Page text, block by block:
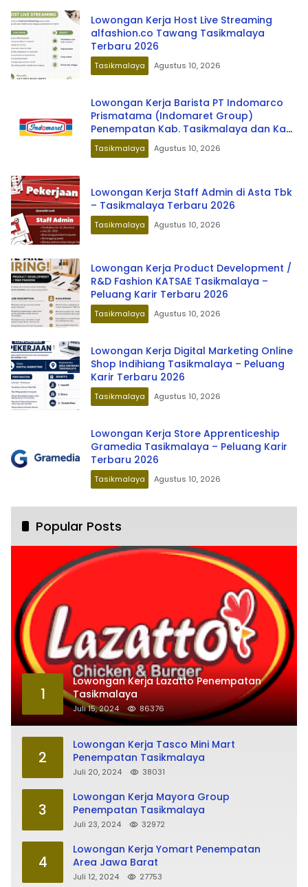
Lowongan Kerja Host Live Streaming
alfashion.co Tawang Tasikmalaya
Terbaru 2026
Tasikmalaya Agustus 10, 2026
Lowongan Kerja Barista PT Indomarco
Prismatama (Indomaret Group)
Penempatan Kab. Tasikmalaya dan Kab.
Garut Terbaru 2026
Tasikmalaya Agustus 10, 2026
Lowongan Kerja Staff Admin di Asta Tbk
– Tasikmalaya Terbaru 2026
Tasikmalaya Agustus 10, 2026
Lowongan Kerja Product Development /
R&D Fashion KATSAE Tasikmalaya –
Peluang Karir Terbaru 2026
Tasikmalaya Agustus 10, 2026
Lowongan Kerja Digital Marketing Online
Shop Indihiang Tasikmalaya – Peluang
Karir Terbaru 2026
Tasikmalaya Agustus 10, 2026
Lowongan Kerja Store Apprenticeship
Gramedia Tasikmalaya – Peluang Karir
Terbaru 2026
Tasikmalaya Agustus 10, 2026
Popular Posts
1
Lowongan Kerja Lazatto Penempatan
Tasikmalaya
Juli 15, 2024 86376
2
Lowongan Kerja Tasco Mini Mart
Penempatan Tasikmalaya
Juli 20, 2024 38031
3
Lowongan Kerja Mayora Group
Penempatan Tasikmalaya
Juli 23, 2024 32972
4
Lowongan Kerja Yomart Penempatan
Area Jawa Barat
Juli 12, 2024 27753